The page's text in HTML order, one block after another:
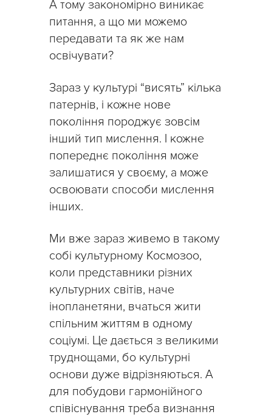
А тому закономірно виникає
питання, а що ми можемо
передавати та як же нам
освічувати?
Зараз у культурі “висять” кілька
патернів, і кожне нове
покоління породжує зовсім
інший тип мислення. І кожне
попереднє покоління може
залишатися у своєму, а може
освоювати способи мислення
інших.
Ми вже зараз живемо в такому
собі культурному Космозоо,
коли представники різних
культурних світів, наче
інопланетяни, вчаться жити
спільним життям в одному
соціумі. Це дається з великими
труднощами, бо культурні
основи дуже відрізняються. А
для побудови гармонійного
співіснування треба визнання